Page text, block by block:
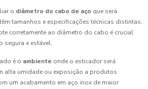
o diâmetro do cabo de aço que será
tamanhos e especificações técnicas distintas,
corretamente ao diâmetro do cabo é crucial
segura e estável.
é o ambiente onde o esticador será
alta umidade ou exposição a produtos
um acabamento em aço inox de maior